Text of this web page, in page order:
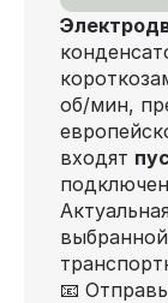
об/мин,
входят
📧